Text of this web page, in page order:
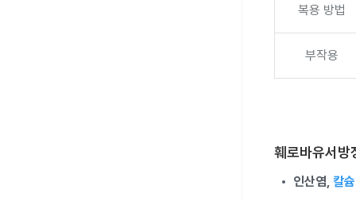
복용 방법
부작용
훼로바유서방
인산염, 칼슘